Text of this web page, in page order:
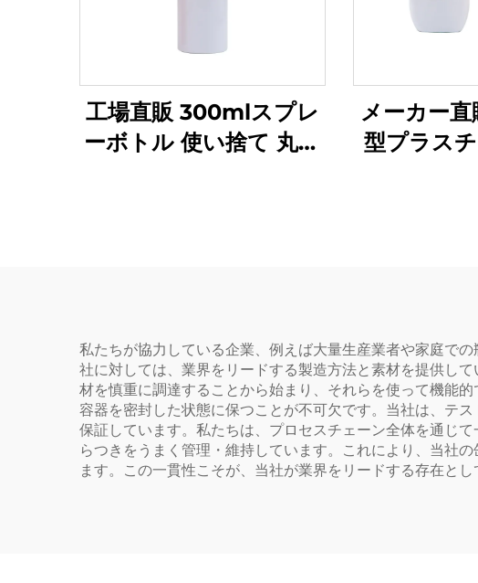
工場直販 300mlスプレ
ーボトル 使い捨て 丸み
メーカー
型プラス
私たちが協力している企業、例えば大量生産業者や家庭で
社に対しては、業界をリードする製造方法と素材を提供し
材を慎重に調達することから始まり、それらを使って機能
容器を密封した状態に保つことが不可欠です。当社は、テ
保証しています。私たちは、プロセスチェーン全体を通じ
らつきをうまく管理・維持しています。これにより、当社
ます。この一貫性こそが、当社が業界をリードする存在とし